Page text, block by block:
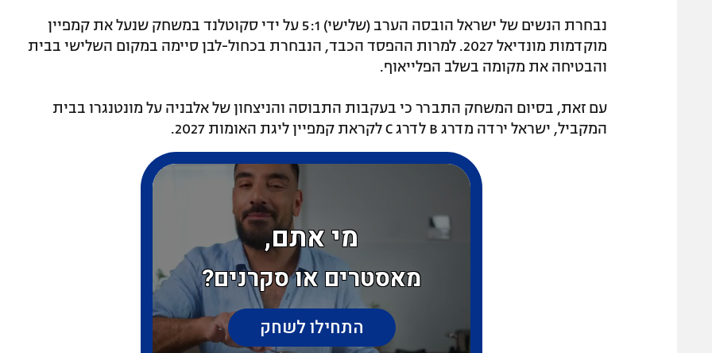
נבחרת הנשים של ישראל הובסה הערב (שלישי) 5:1 על ידי סקוטלנד במשחק שנעל את קמפיין
מוקדמות מונדיאל 2027. למרות ההפסד הכבד, הנבחרת בכחול-לבן סיימה במקום השלישי בבית
והבטיחה את מקומה בשלב הפלייאוף.
עם זאת, בסיום המשחק התברר כי בעקבות התבוסה והניצחון של אלבניה על מונטנגרו בבית
המקביל, ישראל ירדה מדרג B לדרג C לקראת קמפיין ליגת האומות 2027.